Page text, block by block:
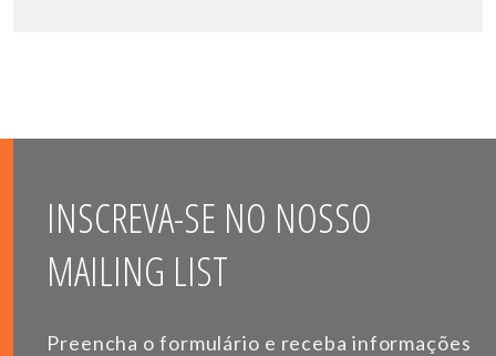
INSCREVA-SE NO NOSSO
MAILING LIST
Preencha o formulário e receba informações